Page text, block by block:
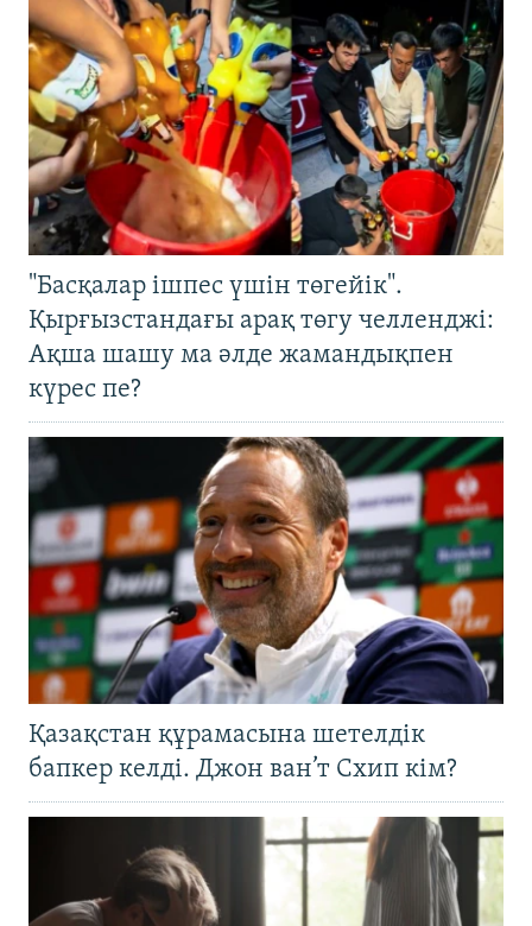
"Басқалар ішпес үшін төгейік".
Қырғызстандағы арақ төгу челленджі:
Ақша шашу ма әлде жамандықпен
күрес пе?
Қазақстан құрамасына шетелдік
бапкер келді. Джон ван’т Схип кім?